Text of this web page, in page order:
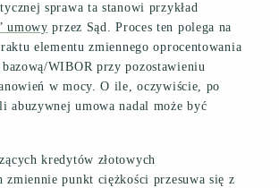
sprawa ta stanowi przykład
umowy przez Sąd. Proces ten polega na
elementu zmiennego oprocentowania
WIBOR przy pozostawieniu
w mocy. O ile, oczywiście, po
abuzywnej umowa nadal może być
kredytów złotowych
zmiennie punkt ciężkości przesuwa się z